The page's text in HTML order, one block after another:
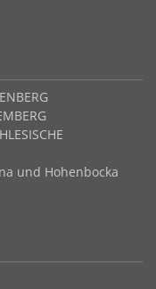
und Hohenbocka